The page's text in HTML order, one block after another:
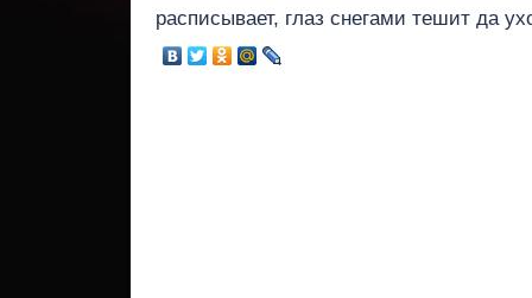
расписывает, глаз снегами тешит да